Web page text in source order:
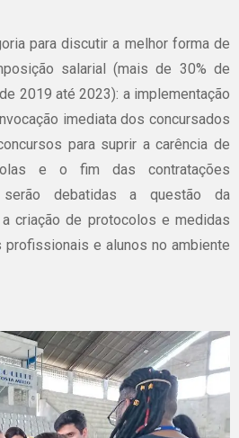
para discutir a melhor forma de
salarial (mais de 30% de
2019 até 2023): a implementação
imediata dos concursados
para suprir a carência de
e o fim das contratações
serão debatidas a questão da
criação de protocolos e medidas
profissionais e alunos no ambiente